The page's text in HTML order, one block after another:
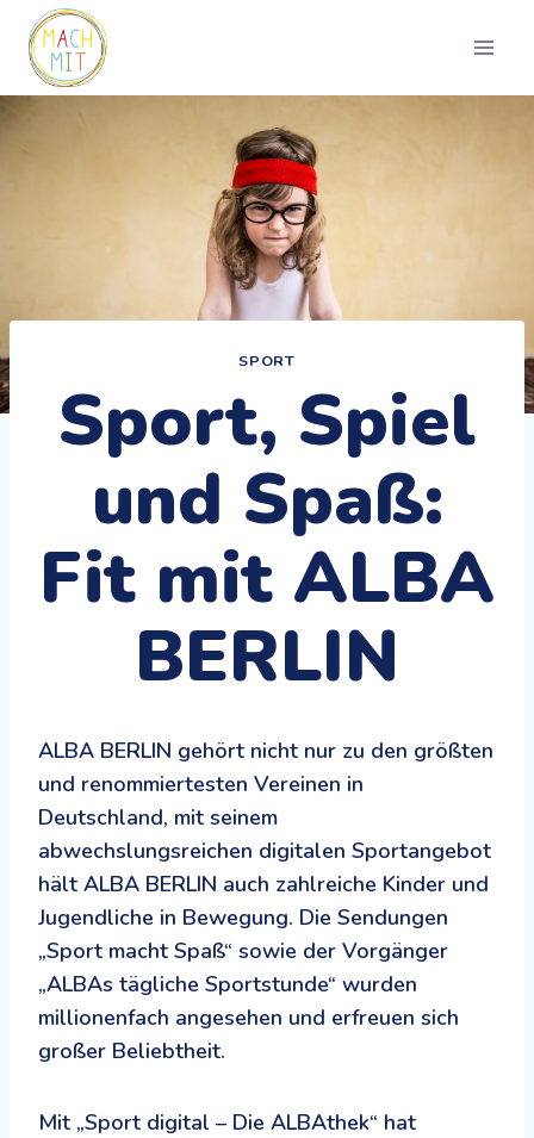
Zum
Inhalt
springen
SPORT
Sport, Spiel
und Spaß:
Fit mit ALBA
BERLIN
ALBA BERLIN gehört nicht nur zu den größten
und renommiertesten Vereinen in
Deutschland, mit seinem
abwechslungsreichen digitalen Sportangebot
hält ALBA BERLIN auch zahlreiche Kinder und
Jugendliche in Bewegung. Die Sendungen
„Sport macht Spaß“ sowie der Vorgänger
„ALBAs tägliche Sportstunde“ wurden
millionenfach angesehen und erfreuen sich
großer Beliebtheit.
Mit „Sport digital – Die ALBAthek“ hat